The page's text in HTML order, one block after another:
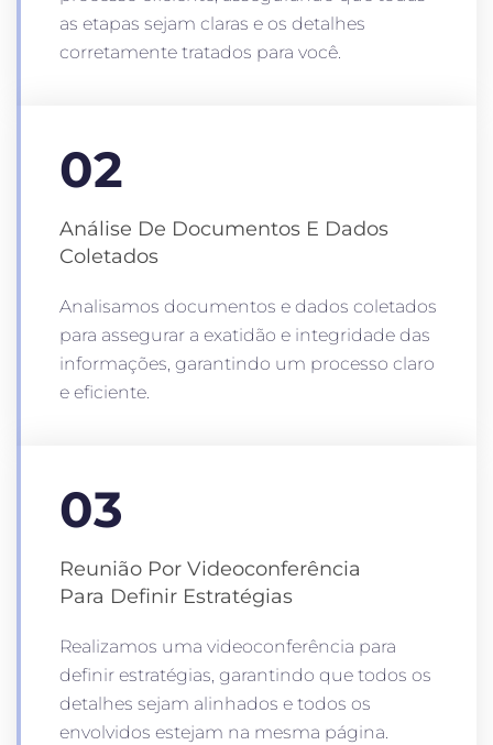
as etapas sejam claras e os detalhes
corretamente tratados para você.
02
Análise De Documentos E Dados
Coletados
Analisamos documentos e dados coletados
para assegurar a exatidão e integridade das
informações, garantindo um processo claro
e eficiente.
03
Reunião Por Videoconferência
Para Definir Estratégias
Realizamos uma videoconferência para
definir estratégias, garantindo que todos os
detalhes sejam alinhados e todos os
envolvidos estejam na mesma página.